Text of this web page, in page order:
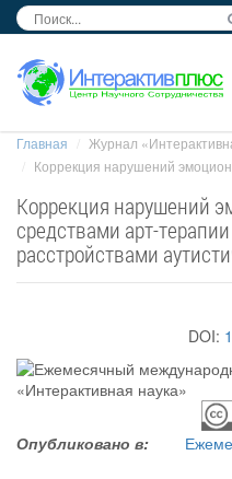
Главная Журнал
Коррекция нарушений
Коррекция нарушений
средствами арт-
расстройствами
DOI:
Опубликовано в: